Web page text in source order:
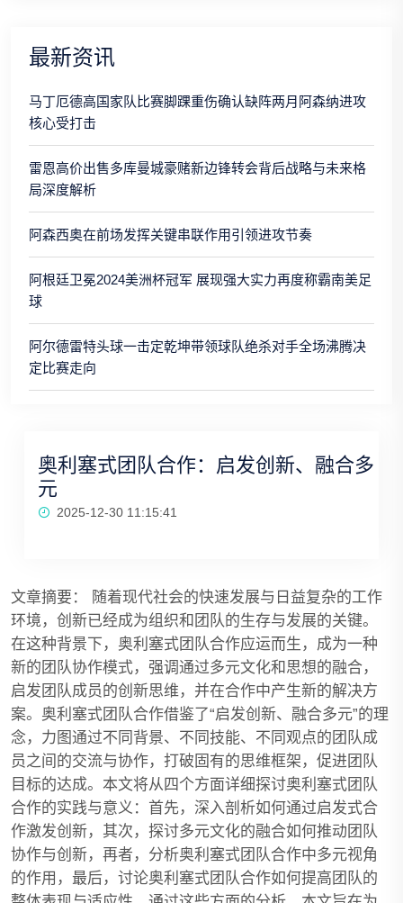
最新资讯
马丁厄德高国家队比赛脚踝重伤确认缺阵两月阿森纳进攻
核心受打击
雷恩高价出售多库曼城豪赌新边锋转会背后战略与未来格
局深度解析
阿森西奥在前场发挥关键串联作用引领进攻节奏
阿根廷卫冕2024美洲杯冠军 展现强大实力再度称霸南美足
球
阿尔德雷特头球一击定乾坤带领球队绝杀对手全场沸腾决
定比赛走向
奥利塞式团队合作：启发创新、融合多
元
2025-12-30 11:15:41
文章摘要： 随着现代社会的快速发展与日益复杂的工作
环境，创新已经成为组织和团队的生存与发展的关键。
在这种背景下，奥利塞式团队合作应运而生，成为一种
新的团队协作模式，强调通过多元文化和思想的融合，
启发团队成员的创新思维，并在合作中产生新的解决方
案。奥利塞式团队合作借鉴了“启发创新、融合多元”的理
念，力图通过不同背景、不同技能、不同观点的团队成
员之间的交流与协作，打破固有的思维框架，促进团队
目标的达成。本文将从四个方面详细探讨奥利塞式团队
合作的实践与意义：首先，深入剖析如何通过启发式合
作激发创新，其次，探讨多元文化的融合如何推动团队
协作与创新，再者，分析奥利塞式团队合作中多元视角
的作用，最后，讨论奥利塞式团队合作如何提高团队的